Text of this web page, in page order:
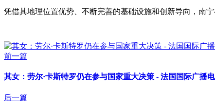
凭借其地理位置优势、不断完善的基础设施和创新导向，南
前一篇
其女：劳尔·卡斯特罗仍在参与国家重大决策 - 法国国际广播
后一篇